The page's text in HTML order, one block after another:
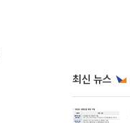
최신 뉴스